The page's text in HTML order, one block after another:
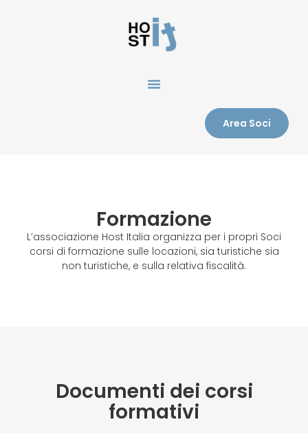
Area Soci
Formazione
L’associazione Host Italia organizza per i propri Soci
corsi di formazione sulle locazioni, sia turistiche sia
non turistiche, e sulla relativa fiscalità.
Documenti dei corsi
formativi